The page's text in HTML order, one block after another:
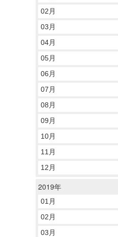
02月
03月
04月
05月
06月
07月
08月
09月
10月
11月
12月
2019年
01月
02月
03月